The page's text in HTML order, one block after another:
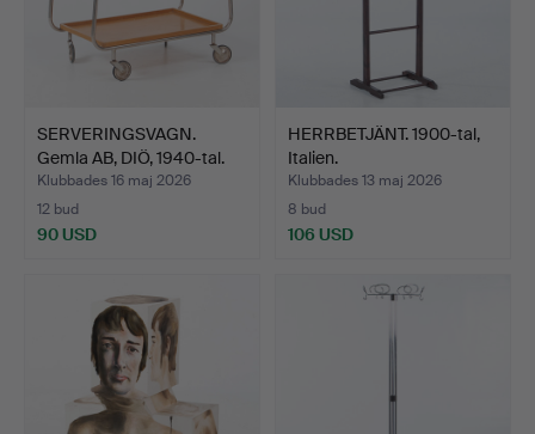
SERVERINGSVAGN.
Gemla AB, DIÖ, 1940-tal.
Klubbades 16 maj 2026
12 bud
90 USD
HERRBETJÄNT. 1900-tal,
Italien.
Klubbades 13 maj 2026
8 bud
106 USD